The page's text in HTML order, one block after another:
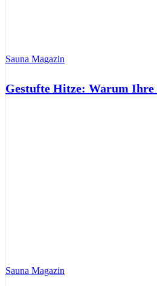
Sauna Magazin
Gestufte Hitze: Warum Ihre
Sauna Magazin